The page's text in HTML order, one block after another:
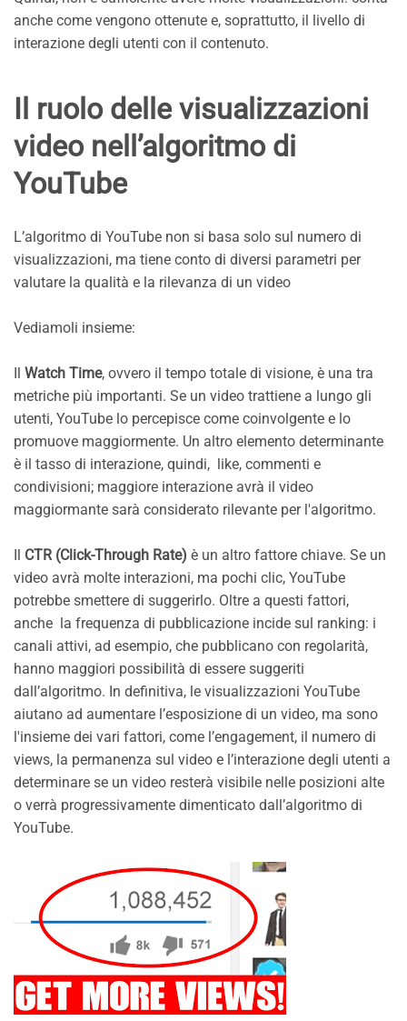
anche come vengono ottenute e, soprattutto, il livello di
interazione degli utenti con il contenuto.
Il ruolo delle visualizzazioni
video nell’algoritmo di
YouTube
L’algoritmo di YouTube non si basa solo sul numero di
visualizzazioni, ma tiene conto di diversi parametri per
valutare la qualità e la rilevanza di un video
Vediamoli insieme:
Il Watch Time, ovvero il tempo totale di visione, è una tra
metriche più importanti. Se un video trattiene a lungo gli
utenti, YouTube lo percepisce come coinvolgente e lo
promuove maggiormente. Un altro elemento determinante
è il tasso di interazione, quindi, like, commenti e
condivisioni; maggiore interazione avrà il video
maggiormante sarà considerato rilevante per l'algoritmo.
Il CTR (Click-Through Rate) è un altro fattore chiave. Se un
video avrà molte interazioni, ma pochi clic, YouTube
potrebbe smettere di suggerirlo. Oltre a questi fattori,
anche la frequenza di pubblicazione incide sul ranking: i
canali attivi, ad esempio, che pubblicano con regolarità,
hanno maggiori possibilità di essere suggeriti
dall’algoritmo. In definitiva, le visualizzazioni YouTube
aiutano ad aumentare l’esposizione di un video, ma sono
l'insieme dei vari fattori, come l’engagement, il numero di
views, la permanenza sul video e l’interazione degli utenti a
determinare se un video resterà visibile nelle posizioni alte
o verrà progressivamente dimenticato dall’algoritmo di
YouTube.